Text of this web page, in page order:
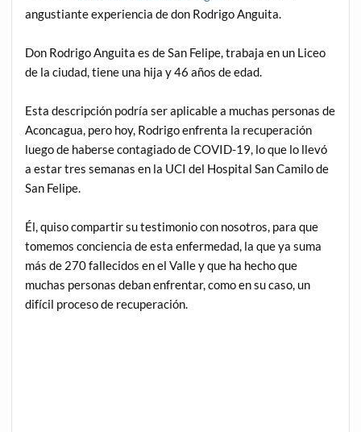
angustiante experiencia de don Rodrigo Anguita.
Don Rodrigo Anguita es de San Felipe, trabaja en un Liceo
de la ciudad, tiene una hija y 46 años de edad.
Esta descripción podría ser aplicable a muchas personas de
Aconcagua, pero hoy, Rodrigo enfrenta la recuperación
luego de haberse contagiado de COVID-19, lo que lo llevó
a estar tres semanas en la UCI del Hospital San Camilo de
San Felipe.
Él, quiso compartir su testimonio con nosotros, para que
tomemos conciencia de esta enfermedad, la que ya suma
más de 270 fallecidos en el Valle y que ha hecho que
muchas personas deban enfrentar, como en su caso, un
difícil proceso de recuperación.